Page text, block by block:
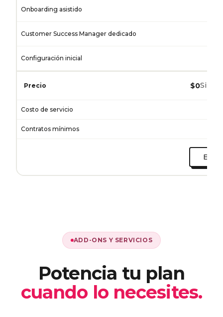
Onboarding asistido
Customer Success Manager dedicado
Configuración inicial
Precio $0Sin
Costo de servicio
Contratos mínimos
ADD-ONS Y SERVICIOS
Potencia tu plan
cuando lo necesites.